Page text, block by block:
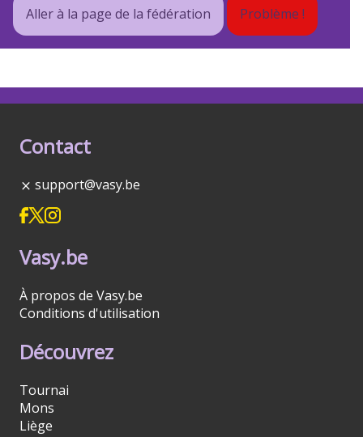
Aller à la page de la fédération Problème !
Contact
support@vasy.be
Vasy.be
À propos de Vasy.be
Conditions d'utilisation
Découvrez
Tournai
Mons
Liège